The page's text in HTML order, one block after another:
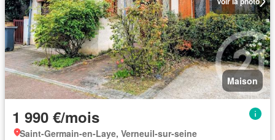
Maison
1 990 €/mois
Saint-Germain-en-Laye, Verneuil-sur-seine